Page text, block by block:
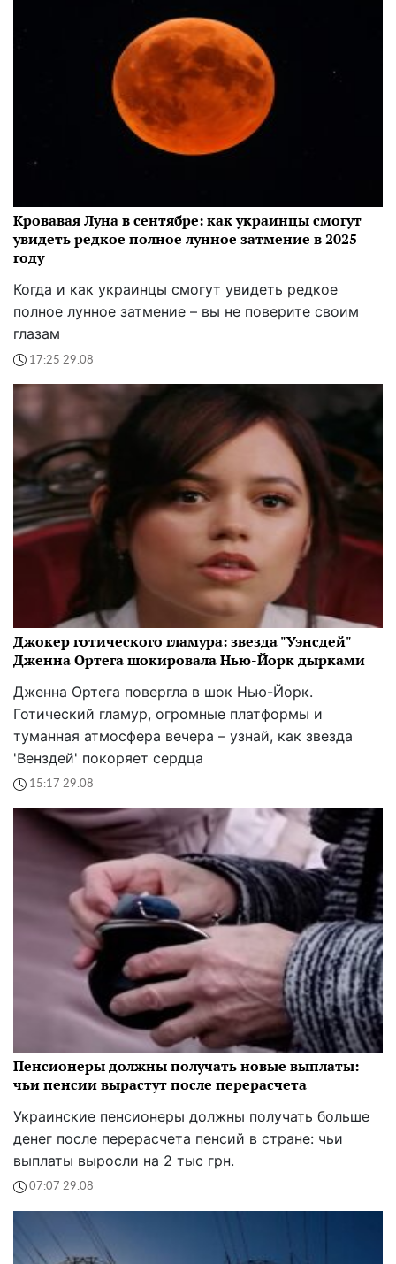
Кровавая Луна в сентябре: как украинцы смогут
увидеть редкое полное лунное затмение в 2025
году
Когда и как украинцы смогут увидеть редкое
полное лунное затмение – вы не поверите своим
глазам
17:25 29.08
Джокер готического гламура: звезда "Уэнсдей"
Дженна Ортега шокировала Нью-Йорк дырками
Дженна Ортега повергла в шок Нью-Йорк.
Готический гламур, огромные платформы и
туманная атмосфера вечера – узнай, как звезда
'Венздей' покоряет сердца
15:17 29.08
Пенсионеры должны получать новые выплаты:
чьи пенсии вырастут после перерасчета
Украинские пенсионеры должны получать больше
денег после перерасчета пенсий в стране: чьи
выплаты выросли на 2 тыс грн.
07:07 29.08